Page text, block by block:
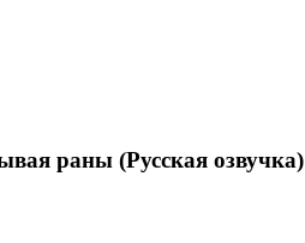
раны (Русская озвучка)